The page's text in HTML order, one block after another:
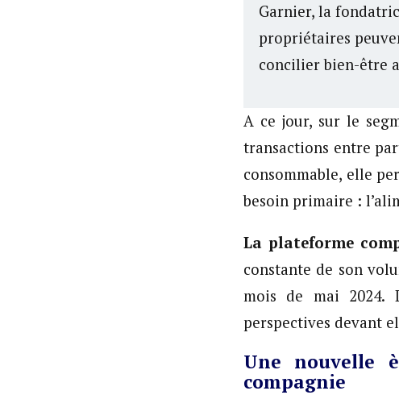
Garnier, la
propriétaires
concilier bien-être
​A ce jour, sur le
transactions entre
consommable, elle
besoin primaire :
La plateforme
constante de son
mois de mai 2024.
perspectives devant
Une nouvelle
compagnie